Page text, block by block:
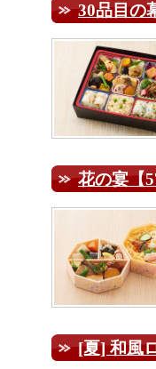
30品目の
花の宴【
[夏] 和風